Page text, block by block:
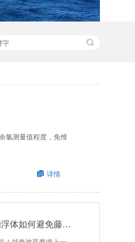
氯测量值程度，免维
详情
阿森河海洋浮标采用的高分子聚乙烯材质的浮体如何避免藤壶攀爬